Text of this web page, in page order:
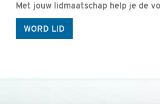
Met jouw lidmaatschap help je de
WORD LID